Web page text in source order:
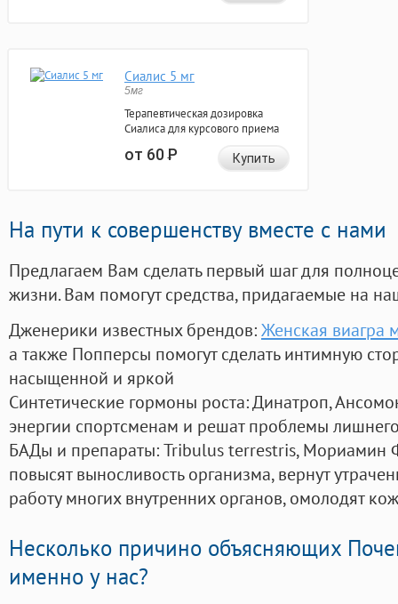
Сиалис 5 мг
5мг
Терапевтическая дозировка
Сиалиса для курсового приема
от 60Р Купить
На пути к совершенству вместе с нами
Предлагаем Вам сделать первый шаг для
жизни. Вам помогут средства, придагаемые на
Дженерики известных брендов:Женская виагра
а также Попперсы помогут сделать интимную
насыщенной и яркой
Синтетические гормоны роста: Динатроп,
энергии спортсменам и решат проблемы
БАДы и препараты:Tribulus terrestris, Мориамин
повысят выносливость организма, вернут
работу многих внутренних органов, омолодят
Несколько причино объясняющих
именно у нас?